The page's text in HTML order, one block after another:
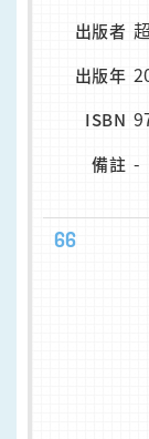
出版者
出版年
ISBN
備註 -
66